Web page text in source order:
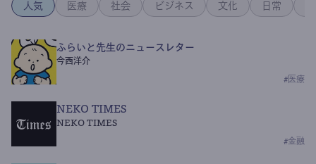
人気 医療 社会 ビジネス 文化 日常
ふらいと先生のニュースレター
今西洋介
# 医療
NEKO TIMES
NEKO TIMES
#金融